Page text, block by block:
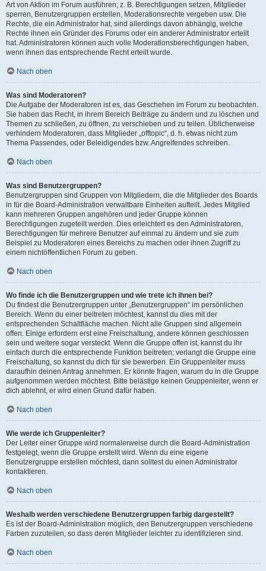
Art von Aktion im Forum ausführen; z. B. Berechtigungen setzen, Mitglieder
sperren, Benutzergruppen erstellen, Moderationsrechte vergeben usw. Die
Rechte, die ein Administrator hat, sind allerdings davon abhängig, welche
Rechte ihnen ein Gründer des Forums oder ein anderer Administrator erteilt
hat. Administratoren können auch volle Moderationsberechtigungen haben,
wenn ihnen das entsprechende Recht erteilt wurde.
Nach oben
Was sind Moderatoren?
Die Aufgabe der Moderatoren ist es, das Geschehen im Forum zu beobachten.
Sie haben das Recht, in ihrem Bereich Beiträge zu ändern und zu löschen und
Themen zu schließen, zu öffnen, zu verschieben und zu teilen. Üblicherweise
verhindern Moderatoren, dass Mitglieder „offtopic“, d. h. etwas nicht zum
Thema Passendes, oder Beleidigendes bzw. Angreifendes schreiben.
Nach oben
Was sind Benutzergruppen?
Benutzergruppen sind Gruppen von Mitgliedern, die die Mitglieder des Boards
in für die Board-Administration verwaltbare Einheiten aufteilt. Jedes Mitglied
kann mehreren Gruppen angehören und jeder Gruppe können
Berechtigungen zugeteilt werden. Dies erleichtert es den Administratoren,
Berechtigungen für mehrere Benutzer auf einmal zu ändern und sie zum
Beispiel zu Moderatoren eines Bereichs zu machen oder ihnen Zugriff zu
einem nichtöffentlichen Forum zu geben.
Nach oben
Wo finde ich die Benutzergruppen und wie trete ich ihnen bei?
Du findest die Benutzergruppen unter „Benutzergruppen“ im persönlichen
Bereich. Wenn du einer beitreten möchtest, kannst du dies mit der
entsprechenden Schaltfläche machen. Nicht alle Gruppen sind allgemein
offen. Einige erfordern erst eine Freischaltung, andere können geschlossen
sein und weitere sogar versteckt. Wenn die Gruppe offen ist, kannst du ihr
einfach durch die entsprechende Funktion beitreten; verlangt die Gruppe eine
Freischaltung, so kannst du dich für sie bewerben. Ein Gruppenleiter muss
daraufhin deinen Antrag annehmen. Er könnte fragen, warum du in die Gruppe
aufgenommen werden möchtest. Bitte belästige keinen Gruppenleiter, wenn er
dich ablehnt, er wird einen Grund dafür haben.
Nach oben
Wie werde ich Gruppenleiter?
Der Leiter einer Gruppe wird normalerweise durch die Board-Administration
festgelegt, wenn die Gruppe erstellt wird. Wenn du eine eigene
Benutzergruppe erstellen möchtest, dann solltest du einen Administrator
kontaktieren.
Nach oben
Weshalb werden verschiedene Benutzergruppen farbig dargestellt?
Es ist der Board-Administration möglich, den Benutzergruppen verschiedene
Farben zuzuteilen, so dass deren Mitglieder leichter zu identifizieren sind.
Nach oben